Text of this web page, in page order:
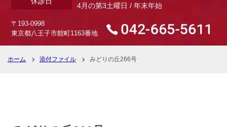
4月の第3土曜日 / 年末年始
〒193-0998
東京都八王子市館町1163番地
ホーム 添付ファイル みどりの丘266号